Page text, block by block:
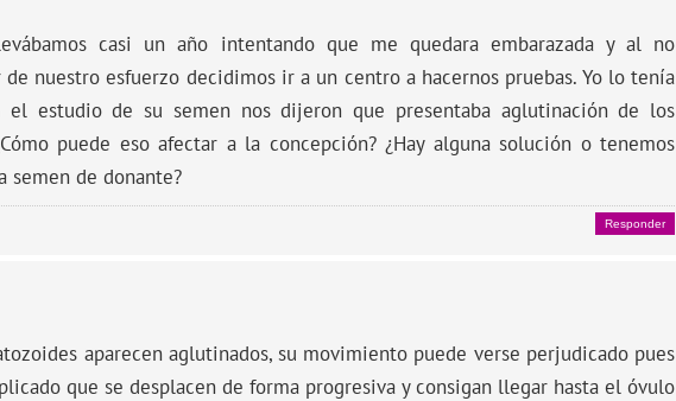
casi un año intentando que me quedara embarazada y al no
nuestro esfuerzo decidimos ir a un centro a hacernos pruebas. Yo lo tenía
estudio de su semen nos dijeron que presentaba aglutinación de los
puede eso afectar a la concepción? ¿Hay alguna solución o tenemos
semen de donante?
Responder
aparecen aglutinados, su movimiento puede verse perjudicado pues
que se desplacen de forma progresiva y consigan llegar hasta el óvulo